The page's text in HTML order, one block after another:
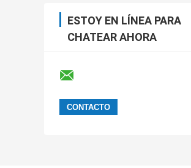
ESTOY EN LÍNEA PARA
CHATEAR AHORA